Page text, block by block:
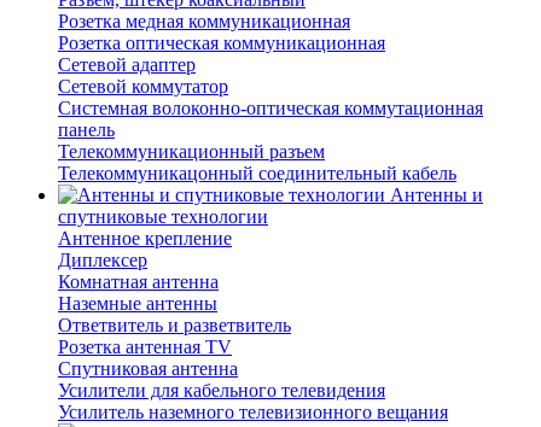
Розетка медная коммуникационная
Розетка оптическая коммуникационная
Сетевой адаптер
Сетевой коммутатор
Системная волоконно-оптическая коммутационная
панель
Телекоммуникационный разъем
Телекоммуникацонный соединительный кабель
Антенны и
спутниковые технологии
Антенное крепление
Диплексер
Комнатная антенна
Наземные антенны
Ответвитель и разветвитель
Розетка антенная TV
Спутниковая антенна
Усилители для кабельного телевидения
Усилитель наземного телевизионного вещания